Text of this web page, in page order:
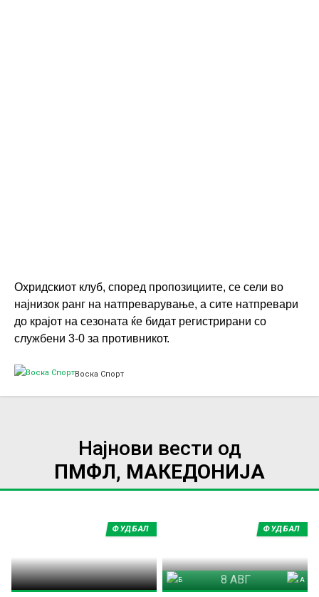
Охридскиот клуб, според пропозициите, се сели во
најнизок ранг на натпреварување, а сите натпревари
до крајот на сезоната ќе бидат регистрирани со
службени 3-0 за противникот.
Воска Спорт
Најнови вести од
ПМФЛ, МАКЕДОНИЈА
ФУДБАЛ ФУДБАЛ
8 АВГ